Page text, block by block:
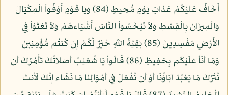
أَخَافُ عَلَيْكُمْ عَذَابَ يَوْمٍ مُّحِيطٍ (84) وَيَا قَوْمِ أَوْفُواْ الْمِكْيَالَ
وَالْمِيزَانَ بِالْقِسْطِ وَلاَ تَبْخَسُواْ النَّاسَ أَشْيَاءهُمْ وَلاَ تَعْثَوْاْ فِي
الأَرْضِ مُفْسِدِينَ (85) بَقِيَّةُ اللّهِ خَيْرٌ لَّكُمْ إِن كُنتُم مُّؤْمِنِينَ
وَمَا أَنَاْ عَلَيْكُم بِحَفِيظٍ (86) قَالُواْ يَا شُعَيْبُ أَصَلاَتُكَ تَأْمُرُكَ أَن
نَّتْرُكَ مَا يَعْبُدُ آبَاؤُنَا أَوْ أَن نَّفْعَلَ فِي أَمْوَالِنَا مَا نَشَاء إِنَّكَ لَأَنتَ